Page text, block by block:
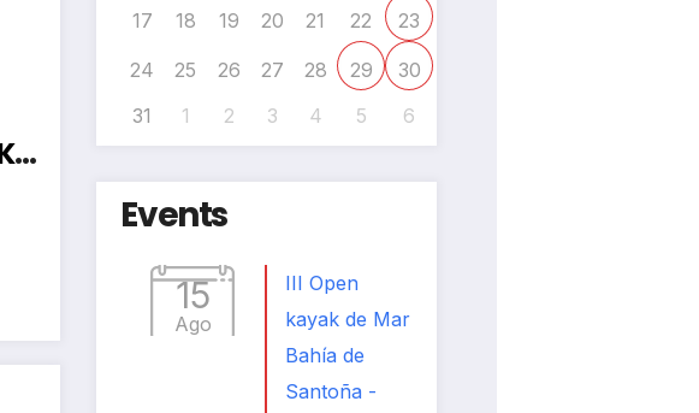
17 18 19 20 21 22 23
24 25 26 27 28 29
30
31
1 2 3 4 5 6
Events
15
Ago
III Open
kayak de Mar
Bahía de
Santoña -